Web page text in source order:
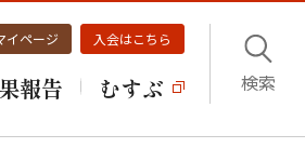
イページ 入会はこちら
報告 むすぶ 検索